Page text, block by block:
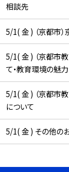
相談先
5/1( 金 ) （京都市
5/1( 金 ) （京都市
て・教育環境の魅
5/1( 金 ) （京都市
について
5/1( 金 ) その他の